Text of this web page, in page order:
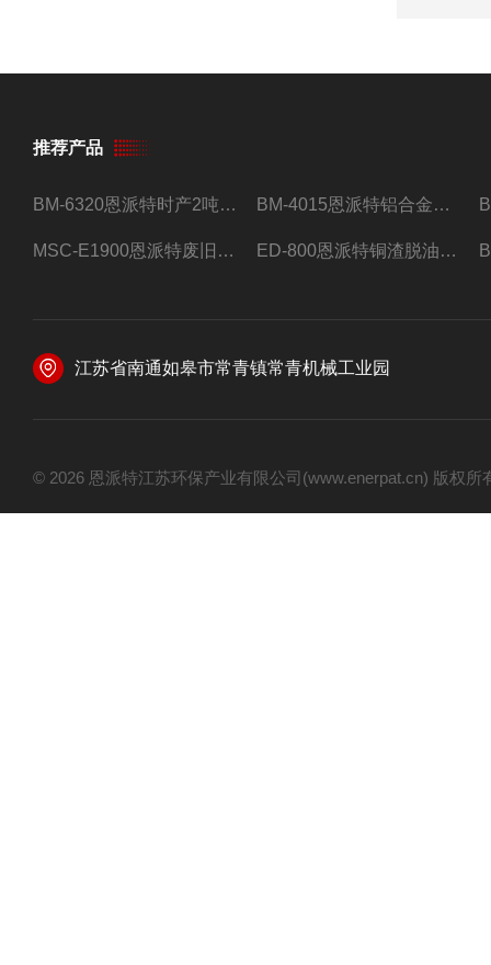
推荐产品
BM-6320恩派特时产2吨合金钢屑压饼机 BM-4015恩派特铝合金屑压饼机 脱油效果好
MSC-E1900恩派特废旧锂电池极片破碎处理设备 ED-800恩派特铜渣脱油机废铜屑铝屑甩油机
江苏省南通如皋市常青镇常青机械工业园
© 2026 恩派特江苏环保产业有限公司(www.enerpat.cn) 版权